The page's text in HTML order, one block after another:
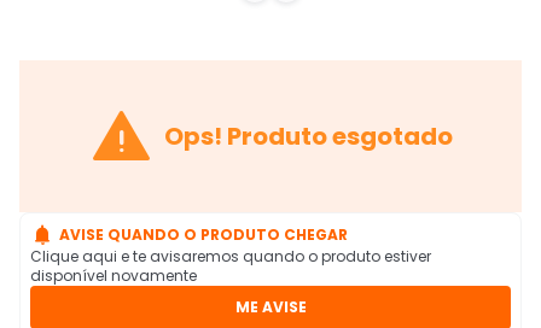
 Ops! Produto esgotado
 AVISE QUANDO O PRODUTO CHEGAR
Clique aqui e te avisaremos quando o produto estiver
disponível novamente
ME AVISE